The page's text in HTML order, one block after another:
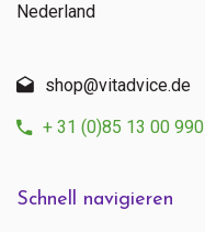
Schnell navigieren
Nederland
shop@vitadvice.de
+ 31 (0)85 13 00 990